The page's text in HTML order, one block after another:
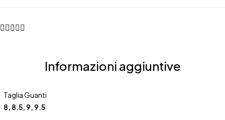
Informazioni aggiuntive
Taglia Guanti
8, 8.5, 9, 9.5